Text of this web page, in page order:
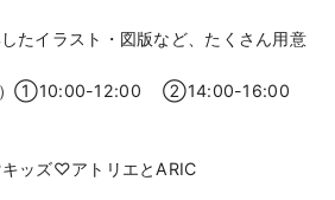
たイラスト・図版など、たくさん用意
）①10:00-12:00 ②14:00-16:00
ッズ♡アトリエとARIC